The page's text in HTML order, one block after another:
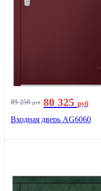
89 250руб 80 325 руб
Входная дверь AG6060